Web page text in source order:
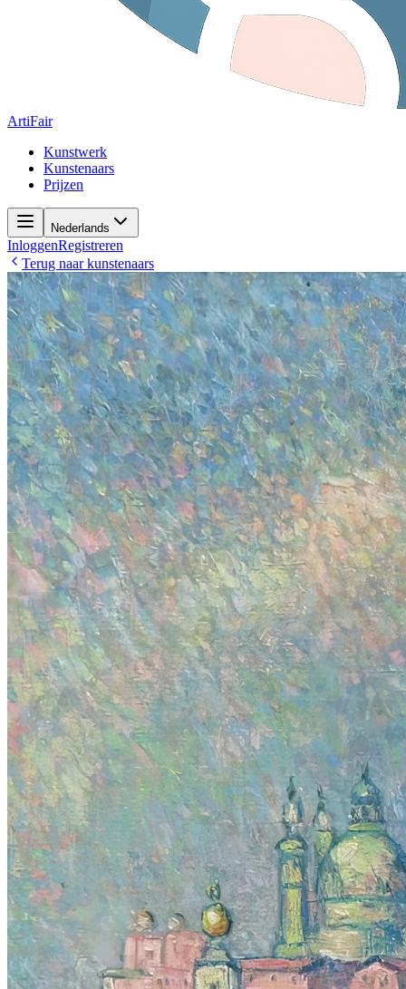
ArtiFair
Kunstwerk
Kunstenaars
Prijzen
Nederlands
InloggenRegistreren
Terug naar kunstenaars